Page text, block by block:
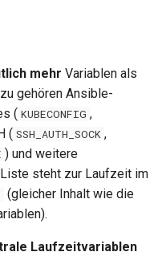
mehr Variablen als
gehören Ansible-
( KUBECONFIG ,
( SSH_AUTH_SOCK ,
) und weitere
Liste steht zur Laufzeit im
(gleicher Inhalt wie die
Laufzeitvariablen